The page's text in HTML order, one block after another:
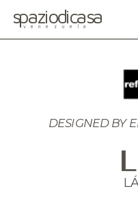
DESIGNED BY
spaziodicasa
venezuela